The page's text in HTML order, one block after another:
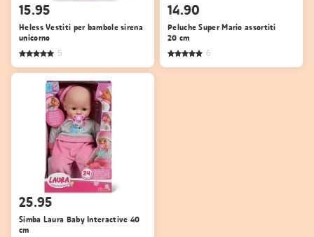
15.95
Heless Vestiti per bambole sirena
unicorno
5
14.90
Peluche Super Mario assortiti
20 cm
6
25.95
Simba Laura Baby Interactive 40
cm